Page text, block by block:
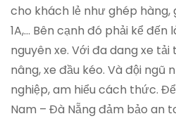
cho khách lẻ như ghép hàng,
1A,… Bên cạnh đó phải kể đến
nguyên xe. Với đa dang xe tải
nâng, xe đầu kéo. Và đội ngũ
nghiệp, am hiểu cách thức.
Nam – Đà Nẵng đảm bảo an